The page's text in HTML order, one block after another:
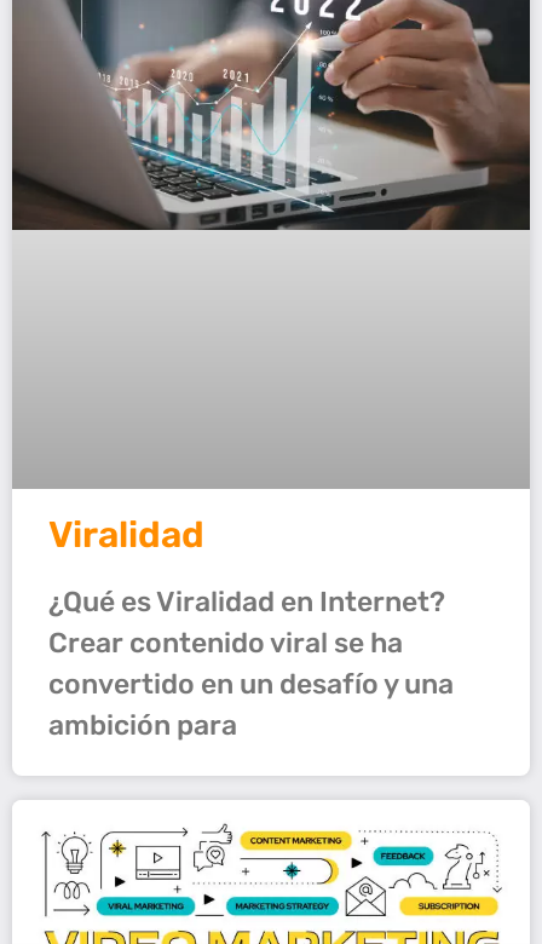
Viralidad
¿Qué es Viralidad en Internet?
Crear contenido viral se ha
convertido en un desafío y una
ambición para